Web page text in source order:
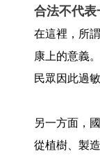
合法不代
在這裡，所
康上的意義
民眾因此過敏
另一方面，
從植樹、製